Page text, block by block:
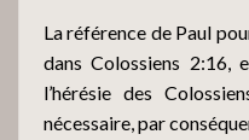
La référence de Paul
dans Colossiens 2:16,
l’hérésie des
nécessaire, par